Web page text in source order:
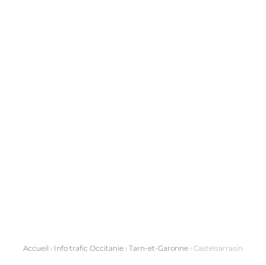
Accueil › Info trafic Occitanie › Tarn-et-Garonne › Castelsarrasin